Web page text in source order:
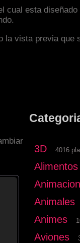
cual esta
la vista previa que
3D 4016
Alimentos
Animacion
Animales
Animes
Aviones